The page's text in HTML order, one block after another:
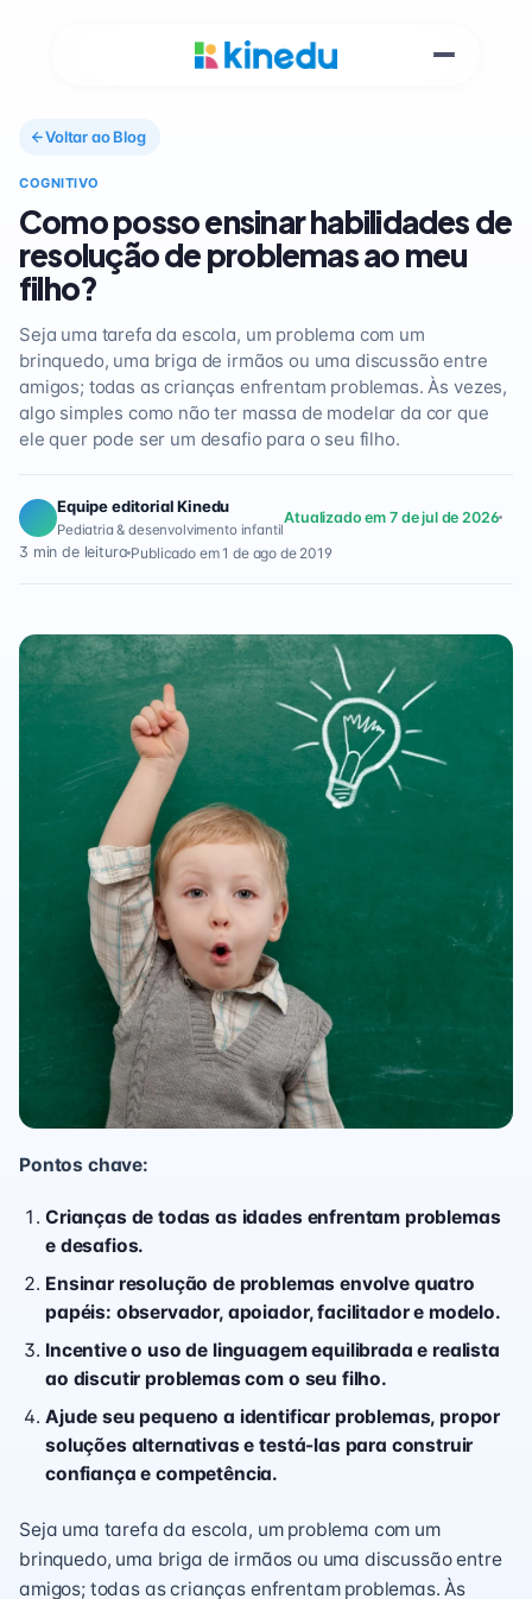
Voltar ao Blog
COGNITIVO
Como posso ensinar habilidades de
resolução de problemas ao meu
filho?
Seja uma tarefa da escola, um problema com um
brinquedo, uma briga de irmãos ou uma discussão entre
amigos; todas as crianças enfrentam problemas. Às vezes,
algo simples como não ter massa de modelar da cor que
ele quer pode ser um desafio para o seu filho.
Equipe editorial Kinedu
Pediatria & desenvolvimento infantil
Atualizado em 7 de jul de 2026
3 min de leitura Publicado em 1 de ago de 2019
Pontos chave:
Crianças de todas as idades enfrentam problemas
e desafios.
Ensinar resolução de problemas envolve quatro
papéis: observador, apoiador, facilitador e modelo.
Incentive o uso de linguagem equilibrada e realista
ao discutir problemas com o seu filho.
Ajude seu pequeno a identificar problemas, propor
soluções alternativas e testá-las para construir
confiança e competência.
Seja uma tarefa da escola, um problema com um
brinquedo, uma briga de irmãos ou uma discussão entre
amigos; todas as crianças enfrentam problemas. Às